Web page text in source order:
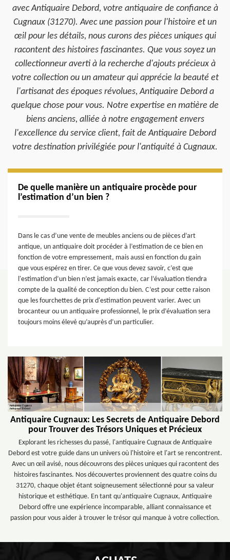
avec Antiquaire Debord, votre antiquaire de confiance à
Cugnaux (31270). Avec une passion pour l'histoire et un
œil pour les détails, nous curons des pièces uniques qui
racontent des histoires fascinantes. Que vous soyez un
collectionneur averti à la recherche d'ajouts précieux à
votre collection ou un amateur qui apprécie la beauté et
l'artisanat des époques révolues, Antiquaire Debord a
quelque chose pour vous. Notre expertise en matière de
biens anciens, alliée à notre engagement envers
l'excellence du service client, fait de Antiquaire Debord
votre destination privilégiée pour l'antiquité à Cugnaux.
De quelle manière un antiquaire procède pour
l’estimation d’un bien ?
Dans le cas d’une vente de meubles anciens ou de pièces d’art
antique, un antiquaire doit procéder à l’estimation de ce bien en
fonction de votre empressement, mais aussi en fonction du gain
que vous espérez en tirer. Ce que vous devez savoir, c’est que
l'estimation d’un bien n’est jamais exacte, car l’évaluation tiendra
compte de la qualité de conception du bien. C’est pour cette raison
que les fourchettes de prix d'estimation peuvent varier. Avec un
brocanteur ou un antiquaire professionnel, le prix d’évaluation sera
toujours moins élevé qu’auprès d’un particulier.
Antiquaire Cugnaux: Les Secrets de Antiquaire Debord
pour Trouver des Trésors Uniques et Précieux
Explorant les richesses du passé, l'antiquaire Cugnaux de Antiquaire
Debord est votre guide dans un univers où l'histoire et l'art se rencontrent.
Avec un œil avisé, nous découvrons des pièces uniques qui racontent des
histoires fascinantes. Nos découvertes proviennent des quatre coins du
31270, chaque objet étant soigneusement sélectionné pour sa valeur
historique et esthétique. En tant qu'antiquaire Cugnaux, Antiquaire
Debord offre une expérience incomparable, alliant connaissance et
passion pour vous aider à trouver le trésor qui manque à votre collection.